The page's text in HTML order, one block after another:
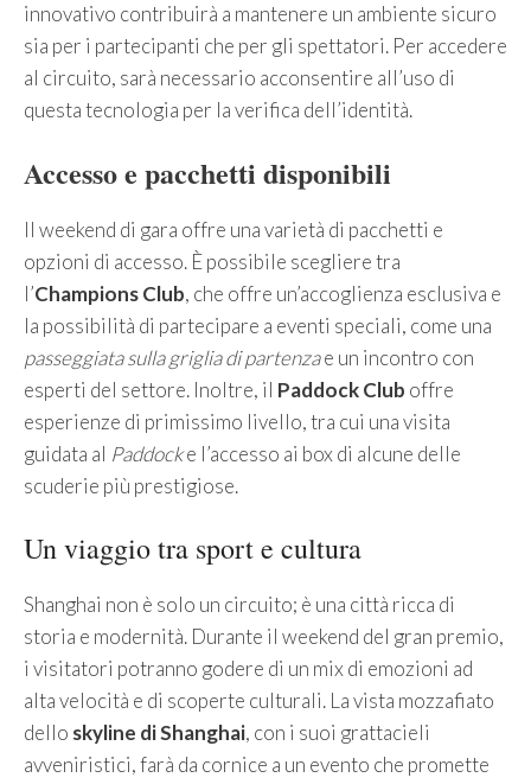
innovativo contribuirà a mantenere un ambiente sicuro
sia per i partecipanti che per gli spettatori. Per accedere
al circuito, sarà necessario acconsentire all’uso di
questa tecnologia per la verifica dell’identità.
Accesso e pacchetti disponibili
Il weekend di gara offre una varietà di pacchetti e
opzioni di accesso. È possibile scegliere tra
l’Champions Club, che offre un’accoglienza esclusiva e
la possibilità di partecipare a eventi speciali, come una
passeggiata sulla griglia di partenzae un incontro con
esperti del settore. Inoltre, il Paddock Club offre
esperienze di primissimo livello, tra cui una visita
guidata al Paddocke l’accesso ai box di alcune delle
scuderie più prestigiose.
Un viaggio tra sport e cultura
Shanghai non è solo un circuito; è una città ricca di
storia e modernità. Durante il weekend del gran premio,
i visitatori potranno godere di un mix di emozioni ad
alta velocità e di scoperte culturali. La vista mozzafiato
dello skyline di Shanghai, con i suoi grattacieli
avveniristici, farà da cornice a un evento che promette